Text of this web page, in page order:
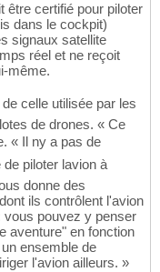
être certifié pour piloter
dans le cockpit)
signaux satellite
réel et ne reçoit
même.
de celle utilisée par les
de drones. « Ce
« Il ny a pas de
piloter lavion à
donne des
ils contrôlent l'avion
vous pouvez y penser
aventure" en fonction
ensemble de
l'avion ailleurs. »